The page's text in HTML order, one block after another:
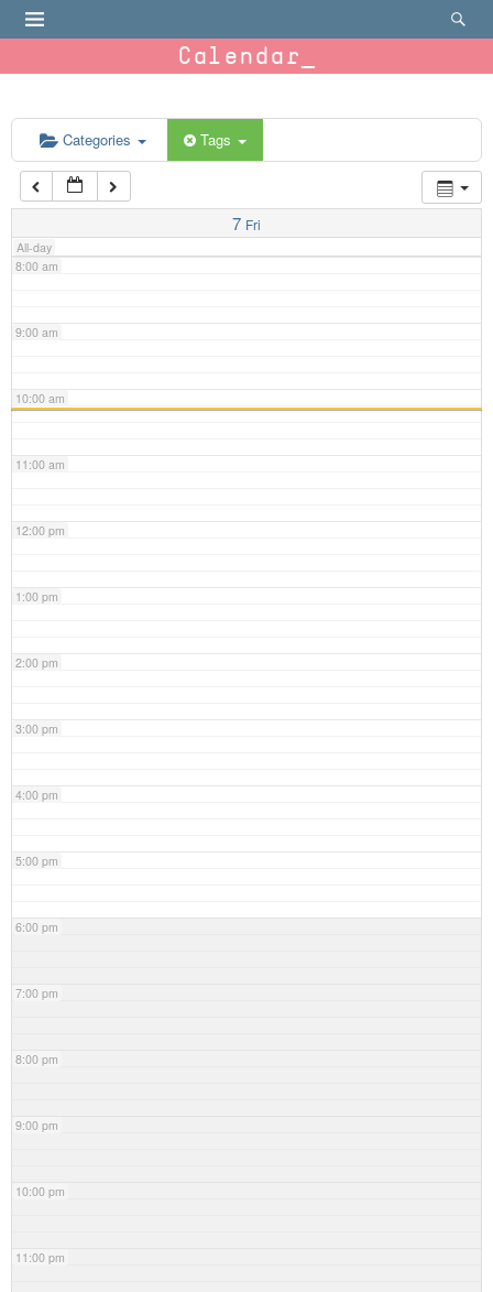
Calendar
Categories Tags
7 Fri
All-day
6:00 am
7:00 am
8:00 am
9:00 am
10:00 am
11:00 am
12:00 pm
1:00 pm
2:00 pm
3:00 pm
4:00 pm
5:00 pm
6:00 pm
7:00 pm
8:00 pm
9:00 pm
10:00 pm
11:00 pm